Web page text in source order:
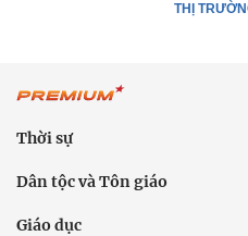
THỊ
Thời sự
Dân tộc và Tôn giáo
Giáo dục